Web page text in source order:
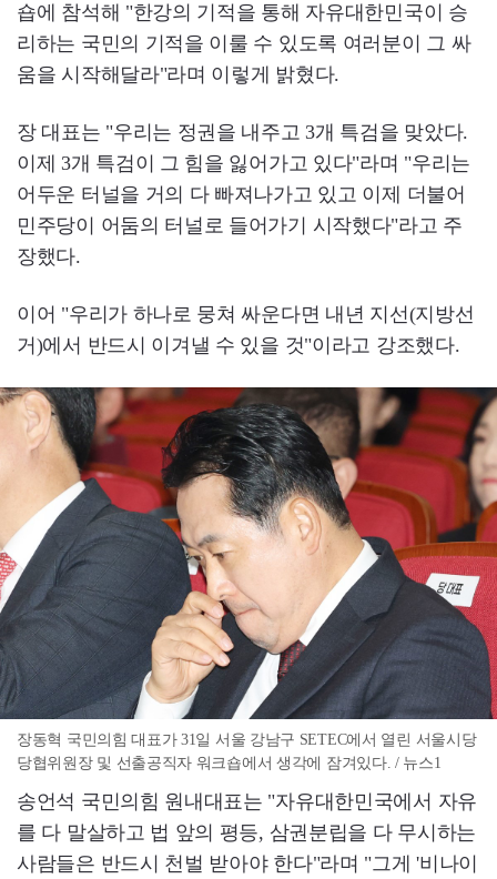
숍에 참석해 "한강의 기적을 통해 자유대한민국이 승
리하는 국민의 기적을 이룰 수 있도록 여러분이 그 싸
움을 시작해달라"라며 이렇게 밝혔다.
장 대표는 "우리는 정권을 내주고 3개 특검을 맞았다.
이제 3개 특검이 그 힘을 잃어가고 있다"라며 "우리는
어두운 터널을 거의 다 빠져나가고 있고 이제 더불어
민주당이 어둠의 터널로 들어가기 시작했다"라고 주
장했다.
이어 "우리가 하나로 뭉쳐 싸운다면 내년 지선(지방선
거)에서 반드시 이겨낼 수 있을 것"이라고 강조했다.
장동혁 국민의힘 대표가 31일 서울 강남구 SETEC에서 열린 서울시당
당협위원장 및 선출공직자 워크숍에서 생각에 잠겨있다. / 뉴스1
송언석 국민의힘 원내대표는 "자유대한민국에서 자유
를 다 말살하고 법 앞의 평등, 삼권분립을 다 무시하는
사람들은 반드시 천벌 받아야 한다"라며 "그게 '비나이